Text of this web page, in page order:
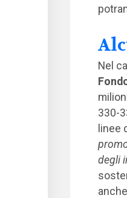
Nel
330-
linee
degli